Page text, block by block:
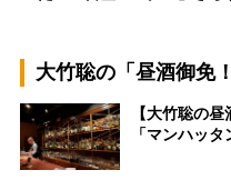
大竹聡の「昼酒御免！
【大竹聡の
「マンハッ